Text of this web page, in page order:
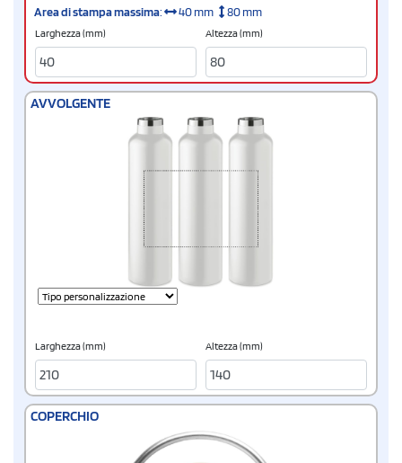
Area di stampa massima: 40 mm 80 mm
Larghezza (mm) Altezza (mm)
AVVOLGENTE
Larghezza (mm) Altezza (mm)
COPERCHIO